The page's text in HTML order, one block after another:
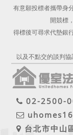
有意願投標者攜帶身
開競標
得標後可尋求代墊銀
以及不點交的談判
02-2500-
台北市中山